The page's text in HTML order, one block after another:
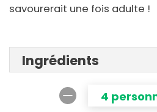
savourerait une fois adulte !
Ingrédients
4